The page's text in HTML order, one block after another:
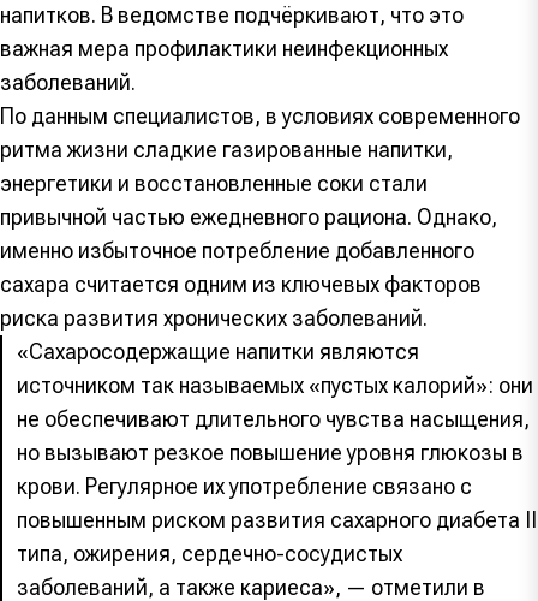
напитков. В ведомстве подчёркивают, что это
важная мера профилактики неинфекционных
заболеваний.
По данным специалистов, в условиях современного
ритма жизни сладкие газированные напитки,
энергетики и восстановленные соки стали
привычной частью ежедневного рациона. Однако,
именно избыточное потребление добавленного
сахара считается одним из ключевых факторов
риска развития хронических заболеваний.
«Сахаросодержащие напитки являются
источником так называемых «пустых калорий»: они
не обеспечивают длительного чувства насыщения,
но вызывают резкое повышение уровня глюкозы в
крови. Регулярное их употребление связано с
повышенным риском развития сахарного диабета II
типа, ожирения, сердечно-сосудистых
заболеваний, а также кариеса», — отметили в